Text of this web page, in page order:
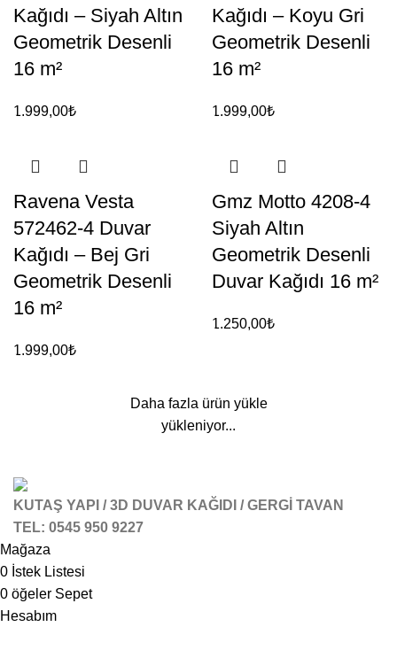
Kağıdı – Siyah Altın
Geometrik Desenli
16 m²
1.999,00₺
Kağıdı – Koyu Gri
Geometrik Desenli
16 m²
1.999,00₺
Ravena Vesta
572462-4 Duvar
Kağıdı – Bej Gri
Geometrik Desenli
16 m²
1.999,00₺
Gmz Motto 4208-4
Siyah Altın
Geometrik Desenli
Duvar Kağıdı 16 m²
1.250,00₺
Daha fazla ürün yükle
yükleniyor...
KUTAŞ YAPI / 3D DUVAR KAĞIDI / GERGİ TAVAN
TEL: 0545 950 9227
Mağaza
0 İstek Listesi
0 öğeler Sepet
Hesabım